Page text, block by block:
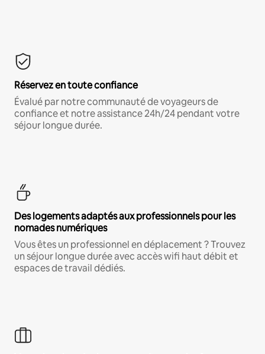
Réservez en toute confiance
Évalué par notre communauté de voyageurs de
confiance et notre assistance 24h/24 pendant votre
séjour longue durée.
Des logements adaptés aux professionnels pour les
nomades numériques
Vous êtes un professionnel en déplacement ? Trouvez
un séjour longue durée avec accès wifi haut débit et
espaces de travail dédiés.